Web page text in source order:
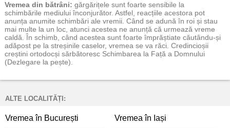
Vremea din bătrâni: gărgărițele sunt foarte sensibile la
schimbările mediului înconjurător. Astfel, reacțiile acestora pot
anunța anumite schimbări ale vremii. Când se adună în roi și stau
mai multe la un loc, atunci acestea ne anunță că urmează vreme
caldă. În schimb, când acestea sunt foarte împrăștiate căutându-și
adăpost pe la streșinile caselor, vremea se va răci. Credincioșii
creștini ortodocși sărbătoresc Schimbarea la Față a Domnului
(Dezlegare la pește).
ALTE LOCALITĂȚI:
Vremea în București Vremea în Iași